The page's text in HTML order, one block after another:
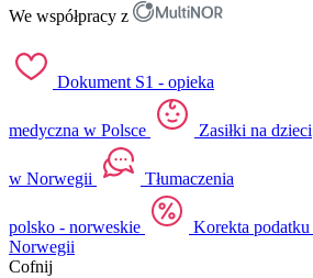
We współpracy z
Dokument S1 - opieka
medyczna w Polsce Zasiłki na dzieci
w Norwegii Tłumaczenia
polsko - norweskie Korekta podatku
Norwegii
Cofnij